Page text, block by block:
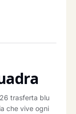
trasferta blu
che vive ogni